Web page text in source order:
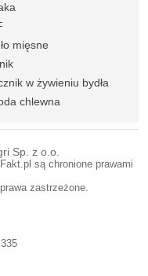
mięsne
w żywieniu bydła
chlewna
Sp. z o.o.
są chronione prawami
zastrzeżone.